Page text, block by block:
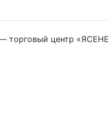
— торговый центр